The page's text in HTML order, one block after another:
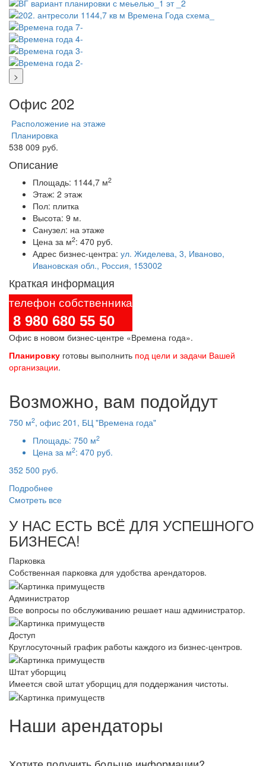
>
Офис 202
Расположение на этаже
Планировка
538 009 руб.
Описание
Площадь: 1144,7 м2
Этаж: 2 этаж
Пол: плитка
Высота: 9 м.
Санузел: на этаже
Цена за м2: 470 руб.
Адрес бизнес-центра: ул. Жиделева, 3, Иваново,
Ивановская обл., Россия, 153002
Краткая информация
телефон собственника
8 980 680 55 50
Офис в новом бизнес-центре «Времена года».
Планировку готовы выполнить под цели и задачи Вашей
организации.
Возможно, вам подойдут
750 м2, офис 201, БЦ "Времена года"
Площадь: 750 м2
Цена за м2: 470 руб.
352 500 руб.
Подробнее
Смотреть все
У НАС ЕСТЬ ВСЁ ДЛЯ УСПЕШНОГО
БИЗНЕСА!
Парковка
Собственная парковка для удобства арендаторов.
Администратор
Все вопросы по обслуживанию решает наш администратор.
Доступ
Круглосуточный график работы каждого из бизнес-центров.
Штат уборщиц
Имеется свой штат уборщиц для поддержания чистоты.
Наши арендаторы